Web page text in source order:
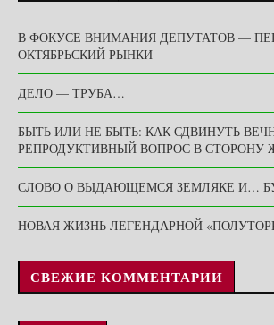
В ФОКУСЕ ВНИМАНИЯ ДЕПУТАТОВ —
ОКТЯБРЬСКИЙ РЫНКИ
ДЕЛО — ТРУБА…
БЫТЬ ИЛИ НЕ БЫТЬ: КАК СДВИНУТЬ
РЕПРОДУКТИВНЫЙ ВОПРОС В СТОРОНУ
СЛОВО О ВЫДАЮЩЕМСЯ ЗЕМЛЯКЕ И…
НОВАЯ ЖИЗНЬ ЛЕГЕНДАРНОЙ
СВЕЖИЕ КОММЕНТАРИИ